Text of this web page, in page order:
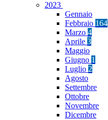
2023
Gennaio
Febbraio 164
Marzo 4
Aprile 3
Maggio
Giugno 1
Luglio 2
Agosto
Settembre
Ottobre
Novembre
Dicembre